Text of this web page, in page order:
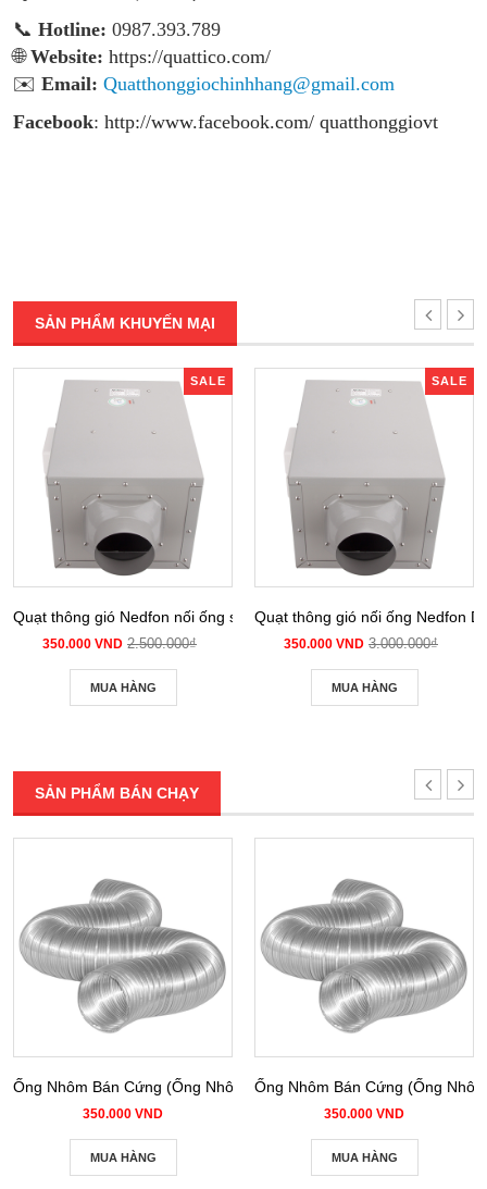
📞 Hotline: 0987.393.789
🌐Website: https://quattico.com/
✉️ Email: Quatthonggiochinhhang@gmail.com
Facebook: http://www.facebook.com/ quatthonggiovt
SẢN PHẨM KHUYẾN MẠI
SALE
Quạt thông gió Nedfon nối ống siêu âm DPT 10-12B
350.000 VND 2.500.000₫
MUA HÀNG
SALE
Quạt thông gió nối ống Nedfon
350.000 VND 3.000.000₫
MUA HÀNG
SẢN PHẨM BÁN CHẠY
Ống Nhôm Bán Cứng (Ống Nhôm Nhún) phi 100
350.000 VND
MUA HÀNG
Ống Nhôm Bán Cứng (Ống
350.000 VND
MUA HÀNG